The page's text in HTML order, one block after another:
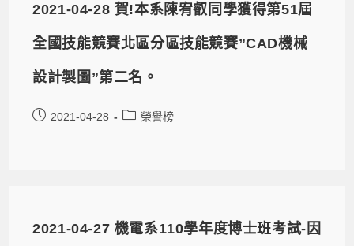
2021-04-28 賀!本系陳宥叡同學獲得第51屆
全國技能競賽北區分區技能競賽”CAD機械
設計製圖”第二名。
2021-04-28 榮譽榜
2021-04-27 機電系110學年度博士班考試-因